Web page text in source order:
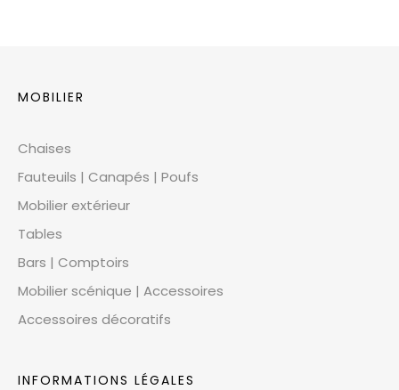
MOBILIER
Chaises
Fauteuils | Canapés | Poufs
Mobilier extérieur
Tables
Bars | Comptoirs
Mobilier scénique | Accessoires
Accessoires décoratifs
INFORMATIONS LÉGALES